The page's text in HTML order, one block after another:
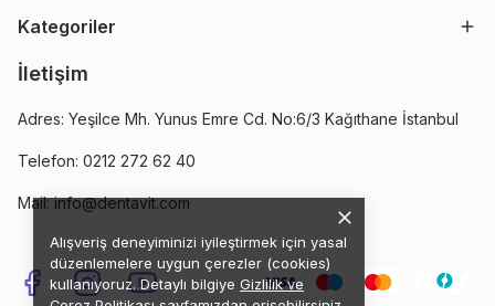
Alışveriş deneyiminizi iyileştirmek için yasal
düzenlemelere uygun çerezler (cookies)
kullanıyoruz. Detaylı bilgiye Gizlilik ve
Kategoriler
İletişim
Adres: Yeşilce Mh. Yunus Emre Cd. No:6/3 Kağıthane İstanbul
Telefon: 0212 272 62 40
Mail:info@dentavit.com